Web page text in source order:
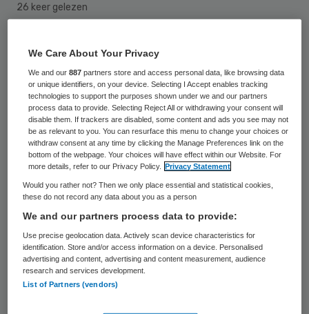
26 keer gelezen
Het Openbaar Ministerie (OM) vervolgt een
taxichauffeur uit Tilburg voor een ongeluk
waardoor een 24-jarige gehandicapte
vrouw uit Tilburg overleed.
Op de A58 bij Bredabotste de chauffeur
vorig jaar achterop een auto. De vrouw viel
uit haar rolstoel, liep ernstig hoofdletsel op
en overleed in het ziekenhuis aan haar
verwondingen. De taxichauffeur bleef
ongedeerd.
Verdachte
We Care About Your Privacy
We and our887 partners store and access personal data, like browsing data
or unique identifiers, on your device. Selecting I Accept enables tracking
technologies to support the purposes shown under we and our partners
process data to provide. Selecting Reject All or withdrawing your consent will
disable them. If trackers are disabled, some content and ads you see may not
be as relevant to you. You can resurface this menu to change your choices or
withdraw consent at any time by clicking the Manage Preferences link on the
bottom of the webpage. Your choices will have effect within our Website. For
more details, refer to our Privacy Policy.
Privacy Statement
Would you rather not? Then we only place essential and statistical cookies,
these do not record any data about you as a person
We and our partners process data to provide:
Use precise geolocation data. Actively scan device characteristics for
identification. Store and/or access information on a device. Personalised
advertising and content, advertising and content measurement, audience
research and services development.
List of Partners (vendors)